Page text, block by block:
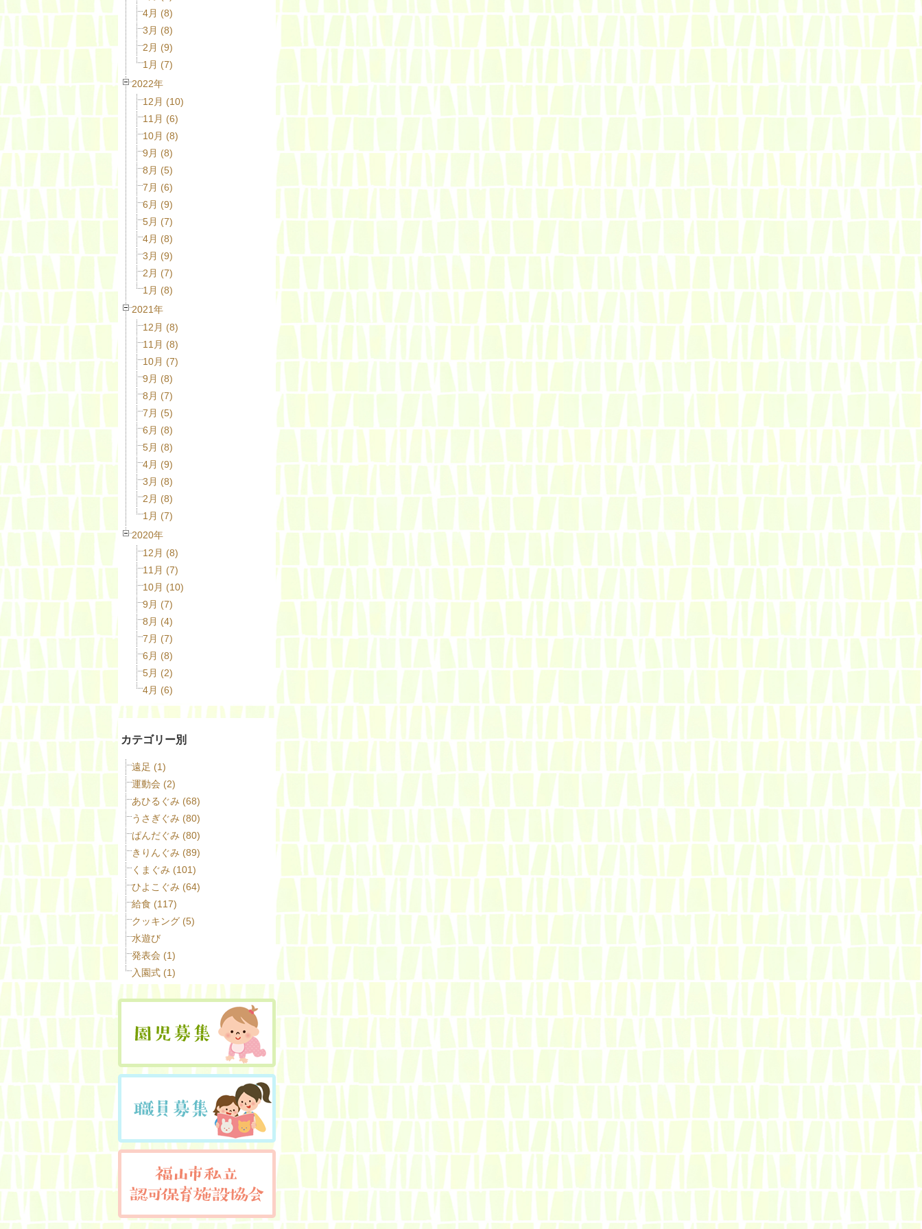
4月 (8)
3月 (8)
2月 (9)
1月 (7)
2022年
12月 (10)
11月 (6)
10月 (8)
9月 (8)
8月 (5)
7月 (6)
6月 (9)
5月 (7)
4月 (8)
3月 (9)
2月 (7)
1月 (8)
2021年
12月 (8)
11月 (8)
10月 (7)
9月 (8)
8月 (7)
7月 (5)
6月 (8)
5月 (8)
4月 (9)
3月 (8)
2月 (8)
1月 (7)
2020年
12月 (8)
11月 (7)
10月 (10)
9月 (7)
8月 (4)
7月 (7)
6月 (8)
5月 (2)
4月 (6)
カテゴリー別
遠足 (1)
運動会 (2)
あひるぐみ (68)
うさぎぐみ (80)
ぱんだぐみ (80)
きりんぐみ (89)
くまぐみ (101)
ひよこぐみ (64)
給食 (117)
クッキング (5)
水遊び
発表会 (1)
入園式 (1)